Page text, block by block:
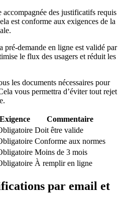
accompagnée des justificatifs requis
est conforme aux exigences de la
pré-demande en ligne est validé par
le flux des usagers et réduit les
les documents nécessaires pour
vous permettra d’éviter tout rejet
Exigence
Commentaire
Doit être valide
Conforme aux normes
Moins de 3 mois
À remplir en ligne
par email et